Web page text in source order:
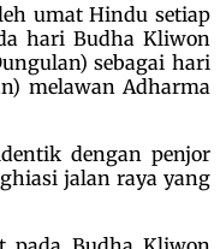
umat Hindu setiap
hari Budha Kliwon
sebagai hari
melawan Adharma
dengan penjor
jalan raya yang